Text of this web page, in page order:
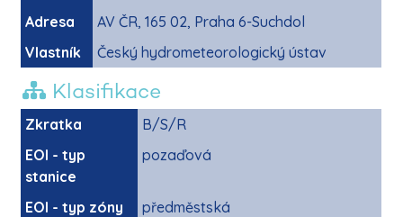
Adresa
AV ČR, 165 02, Praha 6-Suchdol
Vlastník
Český hydrometeorologický ústav
Klasifikace
Zkratka
B/S/R
EOI - typ
stanice
pozaďová
EOI - typ zóny
předměstská